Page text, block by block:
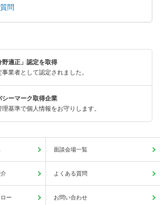
問
野適正」認定を取得
業者として認定されました。
シーマーク取得企業
理基準で個人情報をお守りします。
面談会場一覧
よくある質問
ー お問い合わせ